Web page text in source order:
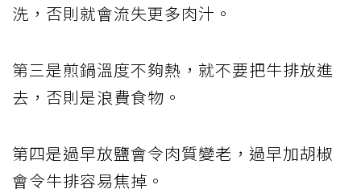
洗，否則就會流失更多肉汁。
第三是煎鍋溫度不夠熱，就不要把牛排放進
去，否則是浪費食物。
第四是過早放鹽會令肉質變老，過早加胡椒
會令牛排容易焦掉。